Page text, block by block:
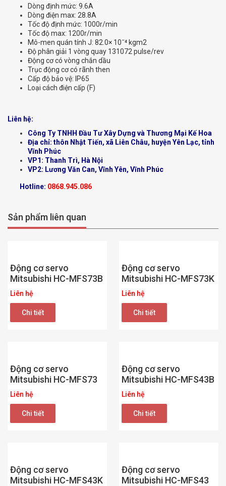
Dòng định mức: 9.6A
Dòng điện max: 28.8A
Tốc độ định mức: 1000r/min
Tốc độ max: 1200r/min
Mô-men quán tính J: 82.0× 10ˉ⁴ kgm2
Độ phân giải 1 vòng quay 131072 pulse/rev
Động cơ có vòng chắn dầu
Trục động cơ có rãnh then
Cấp độ bảo vệ: IP65
Loại cách điện cấp (F)
Liên hệ:
Công Ty TNHH Đầu Tư Xây Dựng và Thương Mại Kế Hoa
Địa chỉ: thôn Nhật Tiến, xã Liên Châu, huyện Yên Lạc, tỉnh
Vĩnh Phúc
VP1: Thanh Trì, Hà Nội
VP2: Lương Văn Can, Vĩnh Yên, Vĩnh Phúc
Hotline: 0868.945.086
Sản phẩm liên quan
Động cơ servo
Mitsubishi HC-MFS73B
Liên hệ
Chi tiết
Động cơ servo
Mitsubishi HC-MFS73K
Liên hệ
Chi tiết
Động cơ servo
Mitsubishi HC-MFS73
Liên hệ
Chi tiết
Động cơ servo
Mitsubishi HC-MFS43B
Liên hệ
Chi tiết
Động cơ servo
Mitsubishi HC-MFS43K
Động cơ servo
Mitsubishi HC-MFS43